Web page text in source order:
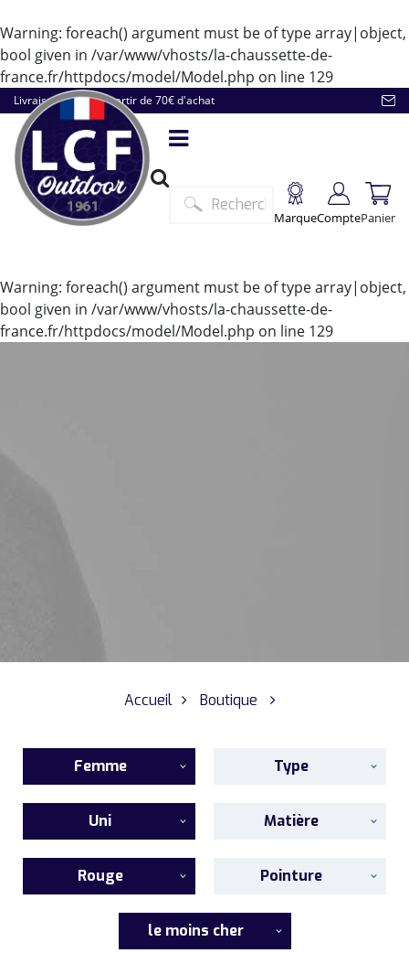
Warning: foreach() argument must be of type array|object,
bool given in /var/www/vhosts/la-chaussette-de-
france.fr/httpdocs/model/Model.php on line 129
Livraison offerte à partir de 70€ d'achat
MarqueComptePanier
Warning: foreach() argument must be of type array|object,
bool given in /var/www/vhosts/la-chaussette-de-
france.fr/httpdocs/model/Model.php on line 129
Accueil Boutique
Femme Type
Uni Matière
Rouge Pointure
le moins cher